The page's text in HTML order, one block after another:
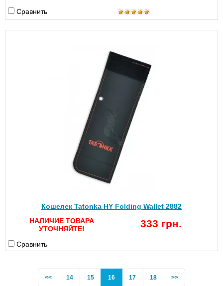
Сравнить
Кошелек Tatonka HY Folding Wallet 2882
НАЛИЧИЕ ТОВАРА
УТОЧНЯЙТЕ!
333 грн.
Сравнить
<<Previous
14 15 16(current)
17 18 >>